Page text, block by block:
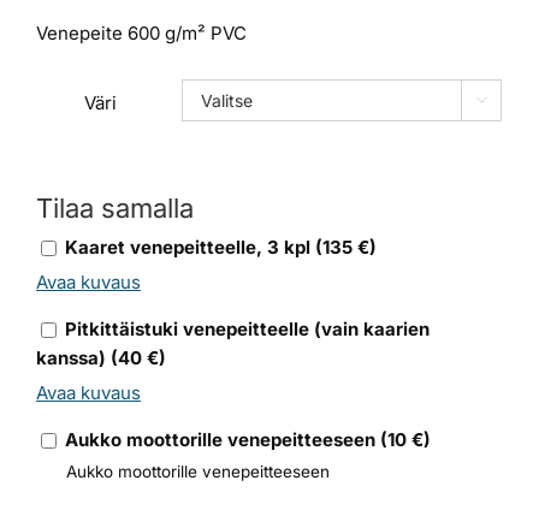
Venepeite 600 g/m² PVC
Väri 
Tilaa samalla
Kaaret venepeitteelle, 3 kpl (135 €)
Avaa kuvaus
Pitkittäistuki venepeitteelle (vain kaarien
kanssa) (40 €)
Avaa kuvaus
Aukko moottorille venepeitteeseen (10 €)
Aukko moottorille venepeitteeseen